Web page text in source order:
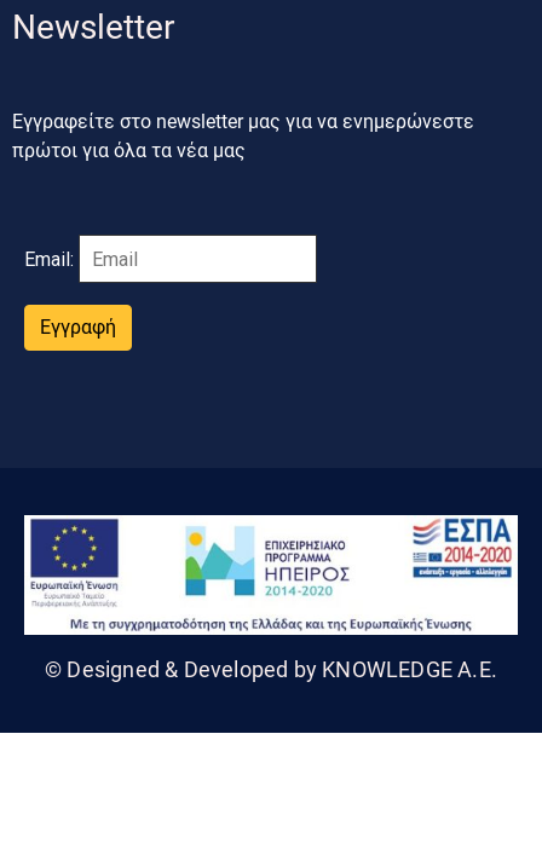
Newsletter
Εγγραφείτε στο newsletter μας για να ενημερώνεστε
πρώτοι για όλα τα νέα μας
Email:
Εγγραφή
© Designed & Developed by KNOWLEDGE A.E.